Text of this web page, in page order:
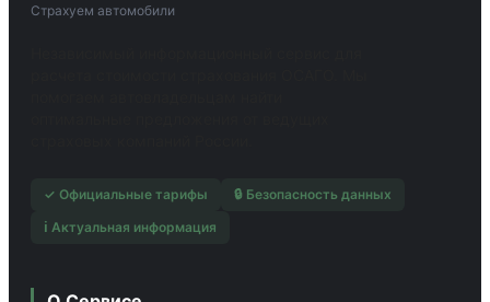
Страхуем автомобили
✓ Официальные тарифы
🔒 Безопасность данных
ℹ️ Актуальная информация